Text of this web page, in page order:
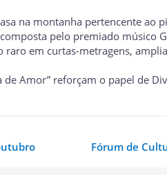
na montanha pertencente ao
pelo premiado músico
em curtas-metragens,
de Amor” reforçam o papel de
Fórum de